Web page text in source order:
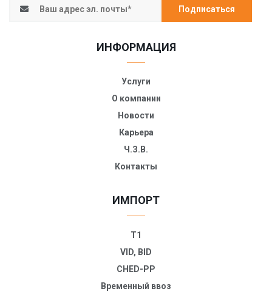
Подписаться
ИНФОРМАЦИЯ
Услуги
О компании
Новости
Карьера
Ч.З.В.
Контакты
ИМПОРТ
T1
VID, BID
CHED-PP
Временный ввоз